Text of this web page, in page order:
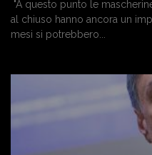
"A questo punto le
al chiuso hanno ancora un
mesi si potrebbero...